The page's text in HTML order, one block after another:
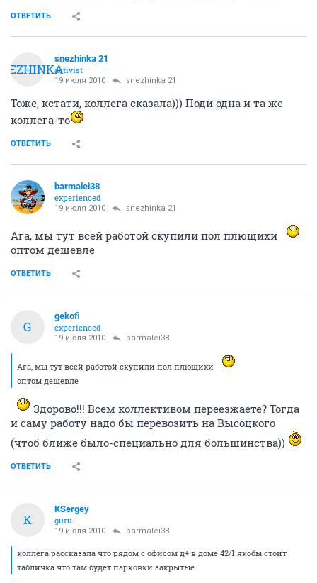
ОТВЕТИТЬ
snezhinka 21
activist
19 июля 2010 snezhinka 21
Тоже, кстати, коллега сказала))) Поди одна и та же
коллега-то
ОТВЕТИТЬ
barmalei38
experienced
19 июля 2010 snezhinka 21
Ага, мы тут всей работой скупили пол плющихи
оптом дешевле
ОТВЕТИТЬ
G
gekofi
experienced
19 июля 2010 barmalei38
Ага, мы тут всей работой скупили пол плющихи
оптом дешевле
Здорово!!! Всем коллективом переезжаете? Тогда
и саму работу надо бы перевозить на Высоцкого
(чтоб ближе было-специально для большинства))
ОТВЕТИТЬ
K
KSergey
guru
19 июля 2010 barmalei38
коллега рассказала что рядом с офисом д+ в доме 42/1 якобы стоит
табличка что там будет парковки закрытые